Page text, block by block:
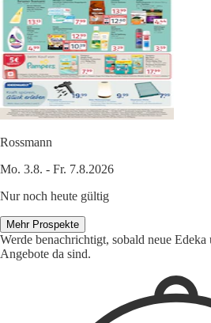
Rossmann
Mo. 3.8. - Fr. 7.8.2026
Nur noch heute gültig
Mehr Prospekte
Werde benachrichtigt, sobald neue
Angebote da sind.